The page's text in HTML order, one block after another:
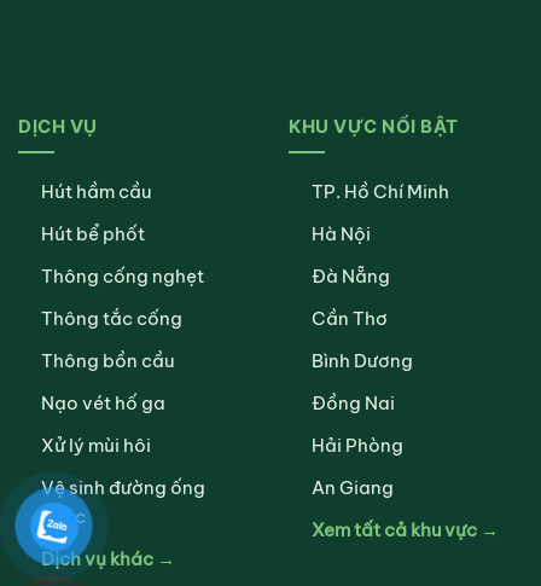
DỊCH VỤ
Hút hầm cầu
Hút bể phốt
Thông cống nghẹt
Thông tắc cống
Thông bồn cầu
Nạo vét hố ga
Xử lý mùi hôi
Vệ sinh đường ống
nước
Dịch vụ khác →
KHU VỰC NỔI BẬT
TP. Hồ Chí Minh
Hà Nội
Đà Nẵng
Cần Thơ
Bình Dương
Đồng Nai
Hải Phòng
An Giang
Xem tất cả khu vực →